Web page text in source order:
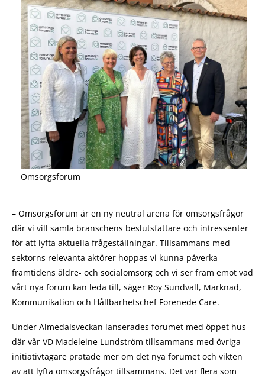
Omsorgsforum
– Omsorgsforum är en ny neutral arena för omsorgsfrågor
där vi vill samla branschens beslutsfattare och intressenter
för att lyfta aktuella frågeställningar. Tillsammans med
sektorns relevanta aktörer hoppas vi kunna påverka
framtidens äldre- och socialomsorg och vi ser fram emot vad
vårt nya forum kan leda till, säger Roy Sundvall, Marknad,
Kommunikation och Hållbarhetschef Forenede Care.
Under Almedalsveckan lanserades forumet med öppet hus
där vår VD Madeleine Lundström tillsammans med övriga
initiativtagare pratade mer om det nya forumet och vikten
av att lyfta omsorgsfrågor tillsammans. Det var flera som